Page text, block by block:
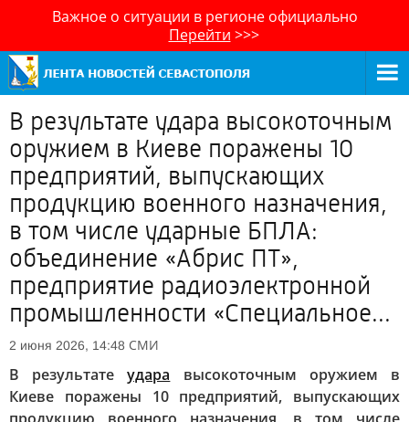
Важное о ситуации в регионе официально
Перейти >>>
В результате удара высокоточным
оружием в Киеве поражены 10
предприятий, выпускающих
продукцию военного назначения,
в том числе ударные БПЛА:
объединение «Абрис ПТ»,
предприятие радиоэлектронной
промышленности «Специальное...
2 июня 2026, 14:48 СМИ
В результатеудара высокоточным оружием в
Киеве поражены 10 предприятий, выпускающих